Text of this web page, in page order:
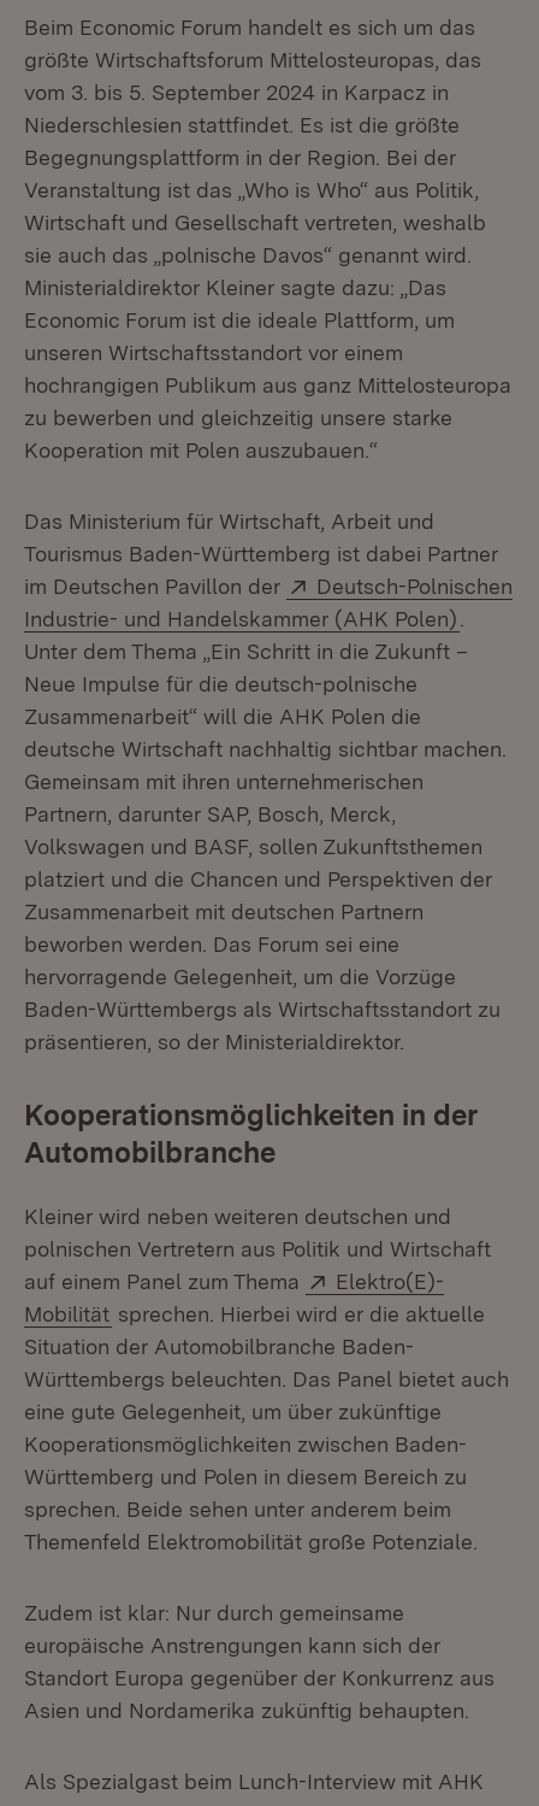
Beim Economic Forum handelt es sich um das
größte Wirtschaftsforum Mittelosteuropas, das
vom 3. bis 5. September 2024 in Karpacz in
Niederschlesien stattfindet. Es ist die größte
Begegnungsplattform in der Region. Bei der
Veranstaltung ist das „Who is Who“ aus Politik,
Wirtschaft und Gesellschaft vertreten, weshalb
sie auch das „polnische Davos“ genannt wird.
Ministerialdirektor Kleiner sagte dazu: „Das
Economic Forum ist die ideale Plattform, um
unseren Wirtschaftsstandort vor einem
hochrangigen Publikum aus ganz Mittelosteuropa
zu bewerben und gleichzeitig unsere starke
Kooperation mit Polen auszubauen.“
Das Ministerium für Wirtschaft, Arbeit und
Tourismus Baden-Württemberg ist dabei Partner
im Deutschen Pavillon der
Extern:
Deutsch-Polnischen
Industrie- und Handelskammer (AHK Polen)
Unter dem Thema „Ein Schritt in die Zukunft –
Neue Impulse für die deutsch-polnische
Zusammenarbeit“ will die AHK Polen die
deutsche Wirtschaft nachhaltig sichtbar machen.
Gemeinsam mit ihren unternehmerischen
Partnern, darunter SAP, Bosch, Merck,
Volkswagen und BASF, sollen Zukunftsthemen
platziert und die Chancen und Perspektiven der
Zusammenarbeit mit deutschen Partnern
beworben werden. Das Forum sei eine
hervorragende Gelegenheit, um die Vorzüge
Baden-Württembergs als Wirtschaftsstandort zu
präsentieren, so der Ministerialdirektor.
Kooperationsmöglichkeiten in der
Automobilbranche
Kleiner wird neben weiteren deutschen und
polnischen Vertretern aus Politik und Wirtschaft
auf einem Panel zum Thema
Extern:
Elektro(E)-
Mobilität (Öffnet in neuem Fenster)
sprechen. Hierbei wird er die aktuelle
Situation der Automobilbranche Baden-
Württembergs beleuchten. Das Panel bietet auch
eine gute Gelegenheit, um über zukünftige
Kooperationsmöglichkeiten zwischen Baden-
Württemberg und Polen in diesem Bereich zu
sprechen. Beide sehen unter anderem beim
Themenfeld Elektromobilität große Potenziale.
Zudem ist klar: Nur durch gemeinsame
europäische Anstrengungen kann sich der
Standort Europa gegenüber der Konkurrenz aus
Asien und Nordamerika zukünftig behaupten.
Als Spezialgast beim Lunch-Interview mit AHK